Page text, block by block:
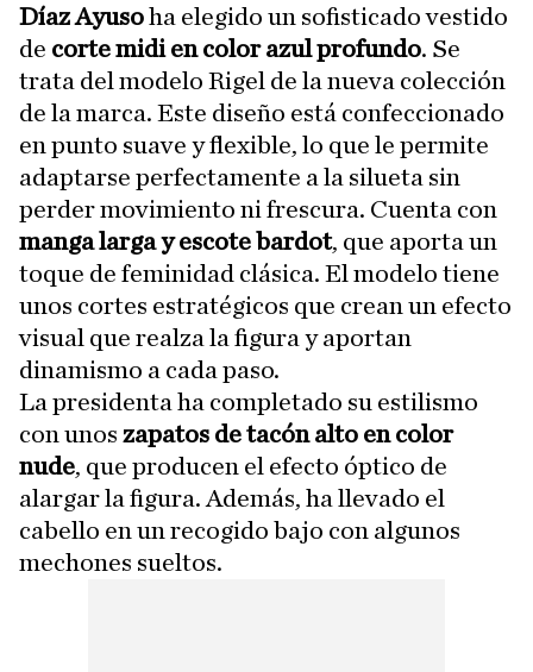
Díaz Ayusoha elegido un sofisticado vestido
de corte midi en color azul profundo. Se
trata del modelo Rigel de la nueva colección
de la marca. Este diseño está confeccionado
en punto suave y flexible, lo que le permite
adaptarse perfectamente a la silueta sin
perder movimiento ni frescura. Cuenta con
manga larga y escote bardot, que aporta un
toque de feminidad clásica. El modelo tiene
unos cortes estratégicos que crean un efecto
visual que realza la figura y aportan
dinamismo a cada paso.
La presidenta ha completado su estilismo
con unos zapatos de tacón alto en color
nude, que producen el efecto óptico de
alargar la figura. Además, ha llevado el
cabello en un recogido bajo con algunos
mechones sueltos.